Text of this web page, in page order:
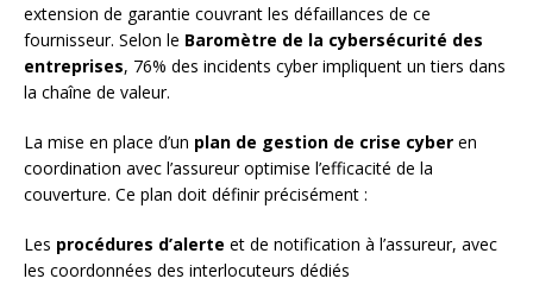
extension de garantie couvrant les défaillances de ce
fournisseur. Selon le Baromètre de la cybersécurité des
entreprises, 76% des incidents cyber impliquent un tiers dans
la chaîne de valeur.
La mise en place d’un plan de gestion de crise cyber en
coordination avec l’assureur optimise l’efficacité de la
couverture. Ce plan doit définir précisément :
Les procédures d’alerte et de notification à l’assureur, avec
les coordonnées des interlocuteurs dédiés